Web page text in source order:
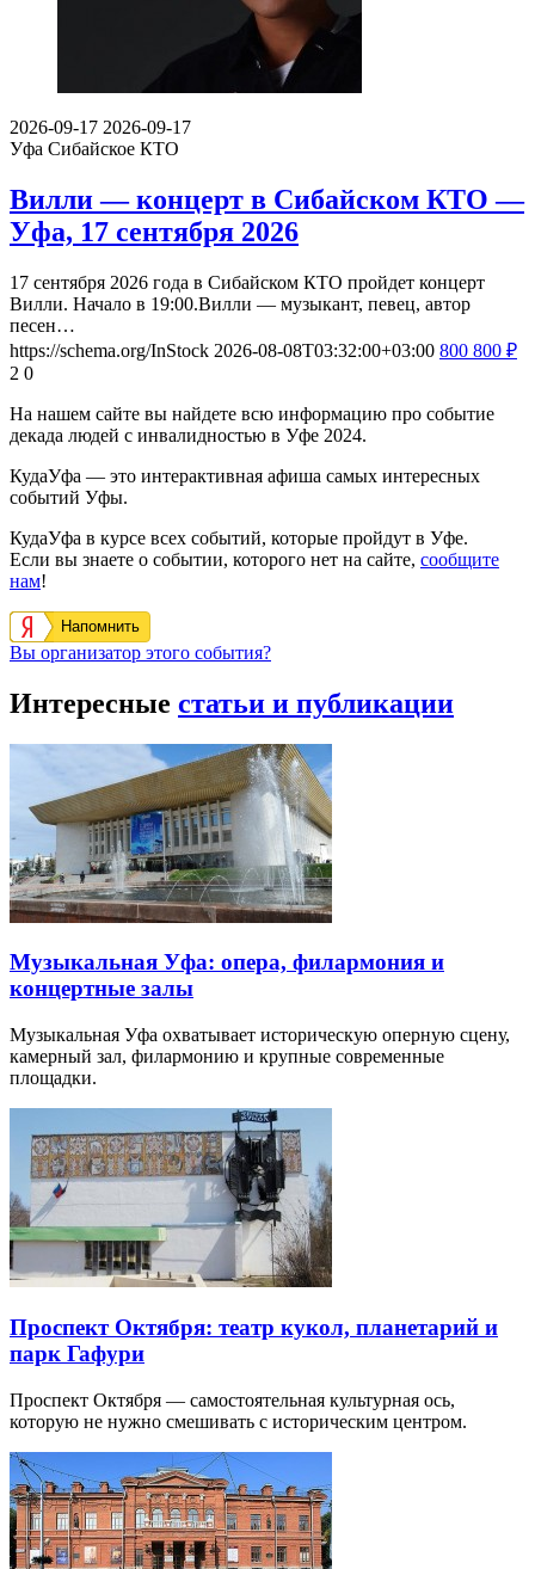
2026-09-17 2026-09-17
Уфа Сибайское КТО
Вилли — концерт в Сибайском КТО —
Уфа, 17 сентября 2026
17 сентября 2026 года в Сибайском КТО пройдет концерт
Вилли. Начало в 19:00.Вилли — музыкант, певец, автор
песен…
https://schema.org/InStock 2026-08-08T03:32:00+03:00 800 800 ₽
2 0
На нашем сайте вы найдете всю информацию про событие
декада людей с инвалидностью в Уфе 2024.
КудаУфа — это интерактивная афиша самых интересных
событий Уфы.
КудаУфа в курсе всех событий, которые пройдут в Уфе.
Если вы знаете о событии, которого нет на сайте, сообщите
нам!
Напомнить
Вы организатор этого события?
Интересные статьи и публикации
Музыкальная Уфа: опера, филармония и
концертные залы
Музыкальная Уфа охватывает историческую оперную сцену,
камерный зал, филармонию и крупные современные
площадки.
Проспект Октября: театр кукол, планетарий и
парк Гафури
Проспект Октября — самостоятельная культурная ось,
которую не нужно смешивать с историческим центром.